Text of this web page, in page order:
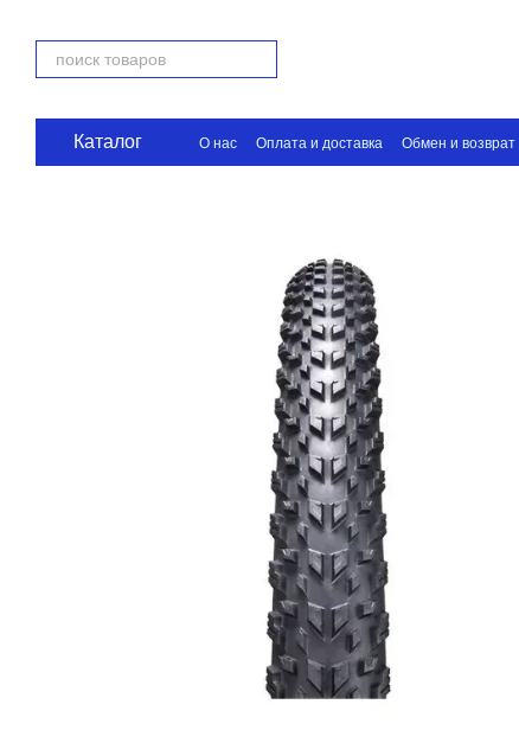
Каталог О нас Оплата и доставка Обмен и возврат